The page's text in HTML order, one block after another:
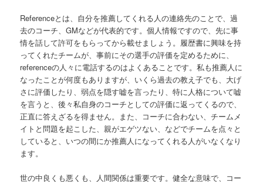
Referenceとは、自分を推薦してくれる人の連絡先のことで、過
去のコーチ、GMなどが代表的です。個人情報ですので、先に事
情を話して許可をもらってから載せましょう。履歴書に興味を持
ってくれたチームが、事前にその選手の評価を定めるために、
referenceの人々に電話するのはよくあることです。私も推薦人に
なったことが何度もありますが、いくら過去の教え子でも、大げ
さに評価したり、弱点を隠す嘘を言ったり、特に人格について嘘
を言うと、後々私自身のコーチとしての評価に返ってくるので、
正直に答えざるを得ません。また、コーチに合わない、チームメ
イトと問題を起こした、親がエゲツない、などでチームを点々と
していると、いつの間にか推薦人になってくれる人がいなくなり
ます。
世の中良くも悪くも、人間関係は重要です。健全な意味で、コー